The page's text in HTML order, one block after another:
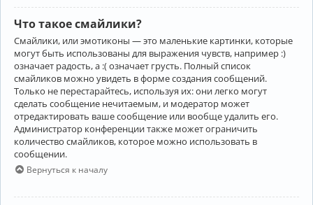
Что такое смайлики?
Смайлики, или эмотиконы — это маленькие картинки, которые
могут быть использованы для выражения чувств, например :)
означает радость, а :( означает грусть. Полный список
смайликов можно увидеть в форме создания сообщений.
Только не перестарайтесь, используя их: они легко могут
сделать сообщение нечитаемым, и модератор может
отредактировать ваше сообщение или вообще удалить его.
Администратор конференции также может ограничить
количество смайликов, которое можно использовать в
сообщении.
Вернуться к началу